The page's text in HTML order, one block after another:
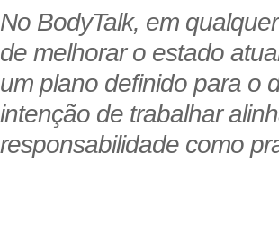
No BodyTalk, em
de melhorar o estado
um plano definido para o
intenção de trabalhar
responsabilidade como